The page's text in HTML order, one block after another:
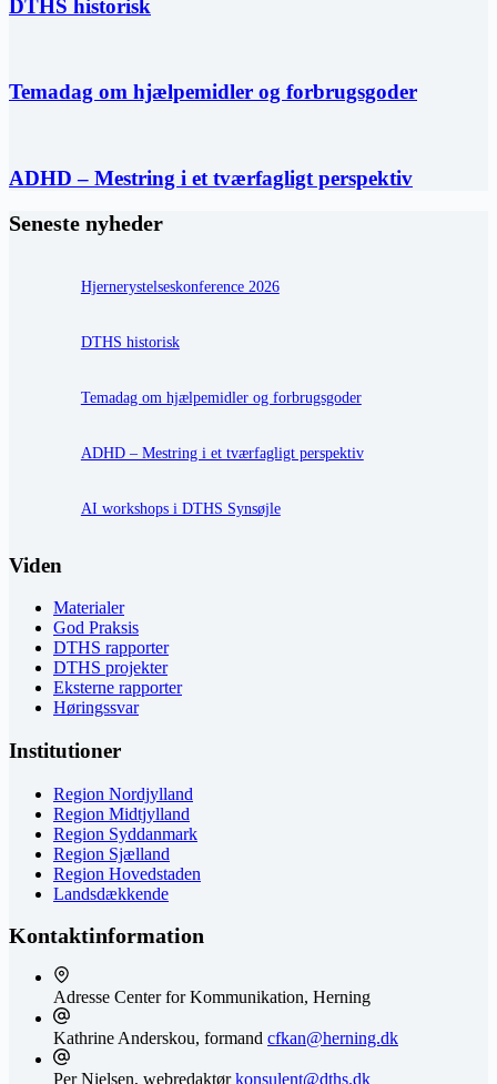
DTHS historisk
Temadag om hjælpemidler og forbrugsgoder
ADHD – Mestring i et tværfagligt perspektiv
Seneste nyheder
Hjernerystelseskonference 2026
DTHS historisk
Temadag om hjælpemidler og forbrugsgoder
ADHD – Mestring i et tværfagligt perspektiv
AI workshops i DTHS Synsøjle
Viden
Materialer
God Praksis
DTHS rapporter
DTHS projekter
Eksterne rapporter
Høringssvar
Institutioner
Region Nordjylland
Region Midtjylland
Region Syddanmark
Region Sjælland
Region Hovedstaden
Landsdækkende
Kontaktinformation
Adresse Center for Kommunikation, Herning
Kathrine Anderskou, formand cfkan@herning.dk
Per Nielsen, webredaktørkonsulent@dths.dk